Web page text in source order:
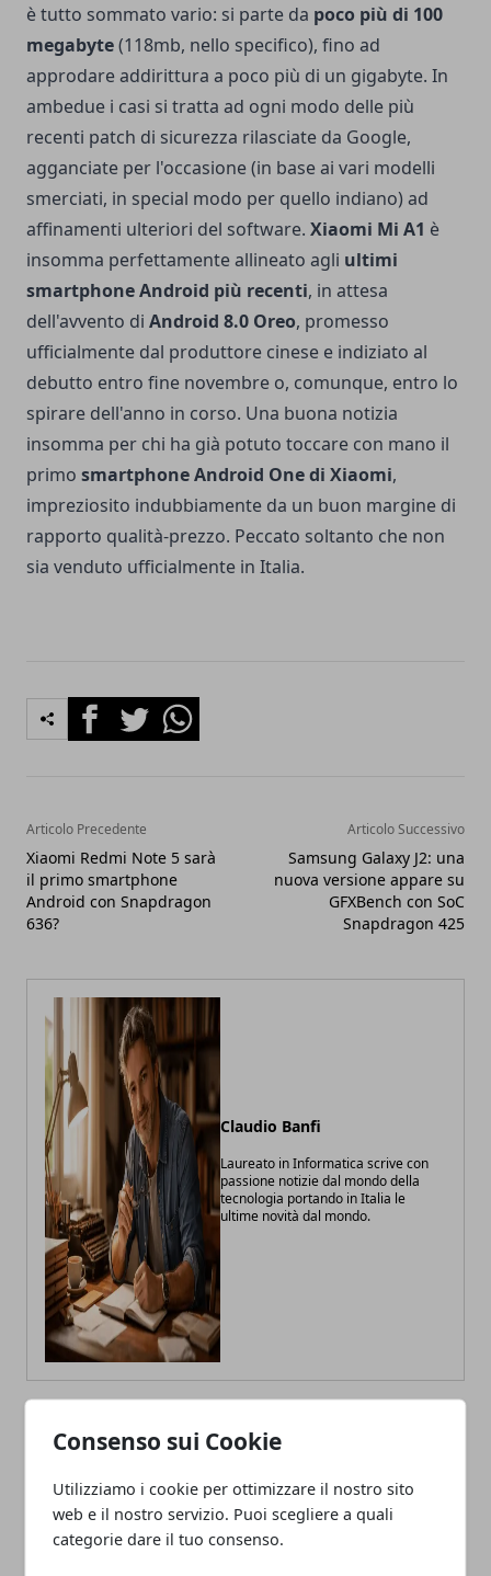
Consenso sui Cookie
Utilizziamo i cookie per ottimizzare il nostro sito
web e il nostro servizio. Puoi scegliere a quali
categorie dare il tuo consenso.
è tutto sommato vario: si parte da poco più di 100
megabyte(118mb, nello specifico), fino ad
approdare addirittura a poco più di un gigabyte. In
ambedue i casi si tratta ad ogni modo delle più
recenti patch di sicurezza rilasciate da Google,
agganciate per l'occasione (in base ai vari modelli
smerciati, in special modo per quello indiano) ad
affinamenti ulteriori del software. Xiaomi Mi A1 è
insomma perfettamente allineato agli ultimi
smartphone Android più recenti, in attesa
dell'avvento di Android 8.0 Oreo, promesso
ufficialmente dal produttore cinese e indiziato al
debutto entro fine novembre o, comunque, entro lo
spirare dell'anno in corso. Una buona notizia
insomma per chi ha già potuto toccare con mano il
primo smartphone Android One di Xiaomi,
impreziosito indubbiamente da un buon margine di
rapporto qualità-prezzo. Peccato soltanto che non
sia venduto ufficialmente in Italia.
FacebookTwitterWhatsapp
Articolo Precedente
Xiaomi Redmi Note 5 sarà
il primo smartphone
Android con Snapdragon
636?
Articolo Successivo
Samsung Galaxy J2: una
nuova versione appare su
GFXBench con SoC
Snapdragon 425
Claudio Banfi
Laureato in Informatica scrive con
passione notizie dal mondo della
tecnologia portando in Italia le
ultime novità dal mondo.
ARTICOLI CORRELATI